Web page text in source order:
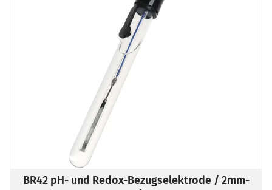
BR42 pH- und Redox-Bezugselektrode / 2mm-